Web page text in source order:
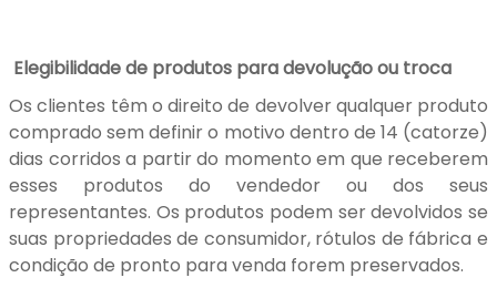
Elegibilidade de produtos para devolução ou troca
Os clientes têm o direito de devolver qualquer produto
comprado sem definir o motivo dentro de 14 (catorze)
dias corridos a partir do momento em que receberem
esses produtos do vendedor ou dos seus
representantes. Os produtos podem ser devolvidos se
suas propriedades de consumidor, rótulos de fábrica e
condição de pronto para venda forem preservados.